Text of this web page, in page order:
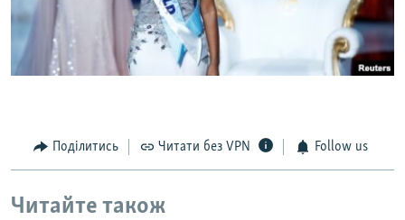
Поділитись Читати без VPN Follow us
Читайте також